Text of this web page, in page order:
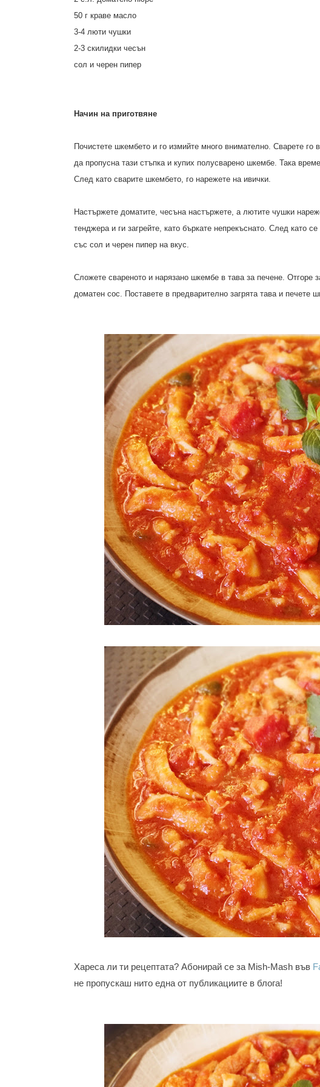
50 г краве масло
3-4 люти чушки
2-3 скилидки чесън
сол и черен пипер
Начин на приготвяне
Почистете шкембето и го измийте много внимателно. Сварете
да пропусна тази стъпка и купих полусварено шкембе. Така
След като сварите шкембето, го нарежете на ивички.
Настържете доматите, чесъна настържете, а лютите чушки
тенджера и ги загрейте, като бъркате непрекъснато. След като
със сол и черен пипер на вкус.
Сложете свареното и нарязано шкембе в тава за печене. Отгоре
доматен сос. Поставете в предварително загрята тава и печете
Хареса ли ти рецептата? Абонирай се за Mish-Mash във
не пропускаш нито една от публикациите в блога!